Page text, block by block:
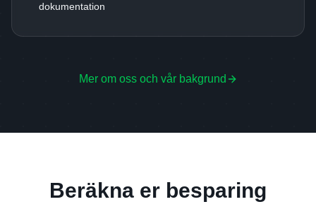
dokumentation
Mer om oss och vår bakgrund
Beräkna er besparing